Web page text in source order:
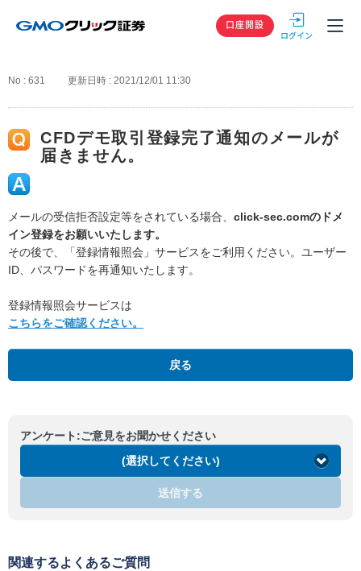
GMOクリック
口座開設
No : 631 更新日時 : 2021/12/01 11:30
CFDデモ取引登録完了通知のメールが
届きません。
メールの受信拒否設定等をされている場合、 click-sec.comのドメ
イン登録をお願いいたします。
その後で、「登録情報照会」サービスをご利用ください。ユーザー
ID、パスワードを再通知いたします。
登録情報照会サービスは
こちらをご確認ください。
戻る
アンケート:ご意見をお聞かせください
(選択してください)
送信する
関連するよくあるご質問